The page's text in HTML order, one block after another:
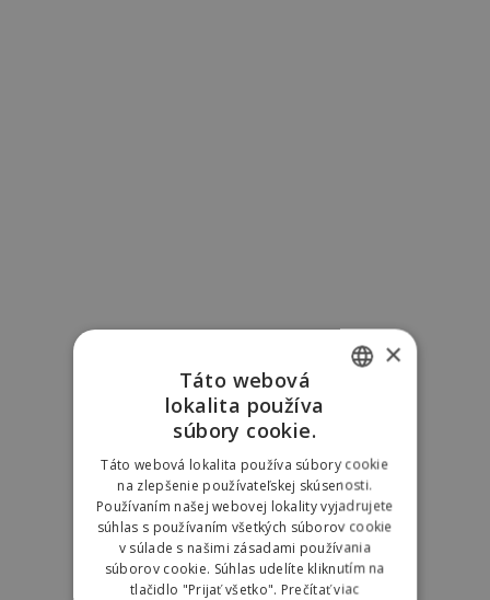
POLISH
×
Táto webová
lokalita používa
súbory cookie.
Táto webová lokalita používa súbory cookie
na zlepšenie používateľskej skúsenosti.
Používaním našej webovej lokality vyjadrujete
súhlas s používaním všetkých súborov cookie
v súlade s našimi zásadami používania
súborov cookie. Súhlas udelíte kliknutím na
tlačidlo "Prijať všetko". Prečítať viac